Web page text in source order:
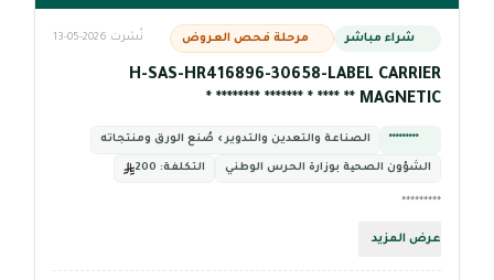
شراء مباشر مرحلة فحص العروض نُشرت 2026-05-13
H-SAS-HR416896-30658-LABEL CARRIER
MAGNETIC ** **** * ******* ******** *
********* الصناعة والتعدين والتدوير › صُنع الورق ومنتجاته
الشؤون الصحیة بوزارة الحرس الوطني التكلفة:
*********
عرض المزيد